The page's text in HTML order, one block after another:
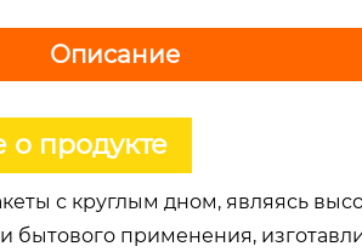
Описание
о продукте
с круглым дном, являясь
применения,